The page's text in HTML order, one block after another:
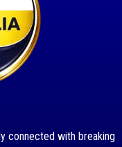
connected with breaking